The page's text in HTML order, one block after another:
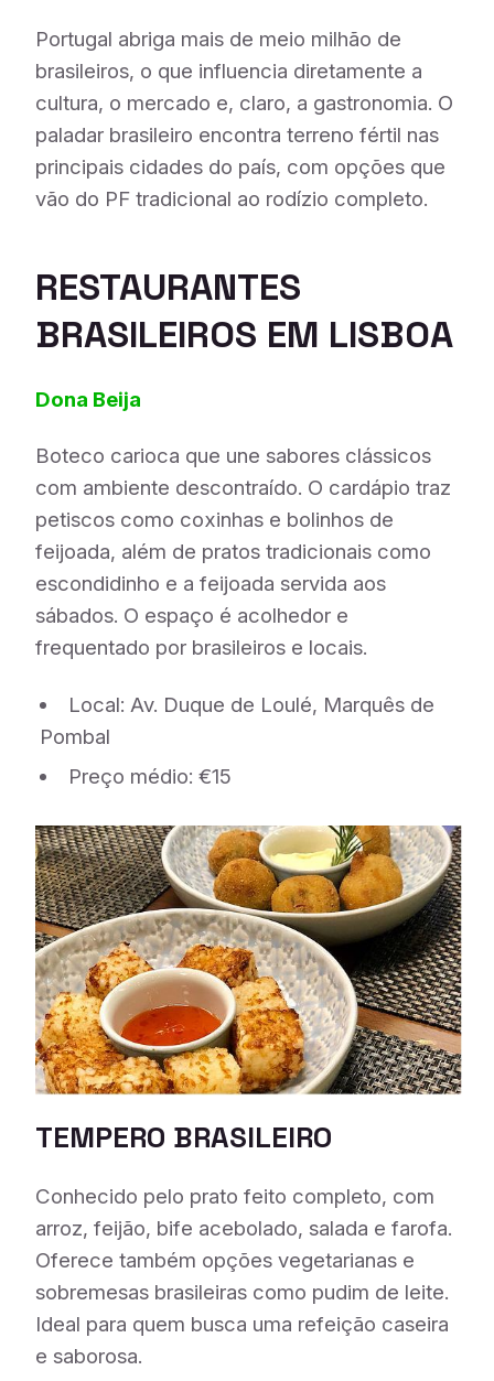
Portugal abriga mais de meio milhão de
brasileiros, o que influencia diretamente a
cultura, o mercado e, claro, a gastronomia. O
paladar brasileiro encontra terreno fértil nas
principais cidades do país, com opções que
vão do PF tradicional ao rodízio completo.
RESTAURANTES
BRASILEIROS EM LISBOA
Dona Beija
Boteco carioca que une sabores clássicos
com ambiente descontraído. O cardápio traz
petiscos como coxinhas e bolinhos de
feijoada, além de pratos tradicionais como
escondidinho e a feijoada servida aos
sábados. O espaço é acolhedor e
frequentado por brasileiros e locais.
Local: Av. Duque de Loulé, Marquês de
Pombal
Preço médio: €15
TEMPERO BRASILEIRO
Conhecido pelo prato feito completo, com
arroz, feijão, bife acebolado, salada e farofa.
Oferece também opções vegetarianas e
sobremesas brasileiras como pudim de leite.
Ideal para quem busca uma refeição caseira
e saborosa.